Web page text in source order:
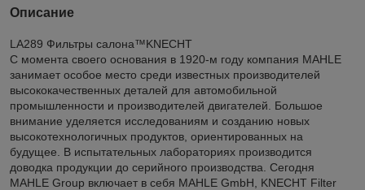
Описание
LA289 Фильтры салона™KNECHT
С момента своего основания в 1920-м году компания MAHLE
занимает особое место среди известных производителей
высококачественных деталей для автомобильной
промышленности и производителей двигателей. Большое
внимание уделяется исследованиям и созданию новых
высокотехнологичных продуктов, ориентированных на
будущее. В испытательных лабораториях производится
доводка продукции до серийного производства. Сегодня
MAHLE Group включает в себя MAHLE GmbH, KNECHT Filter